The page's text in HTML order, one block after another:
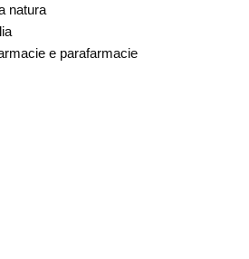
natura
e parafarmacie